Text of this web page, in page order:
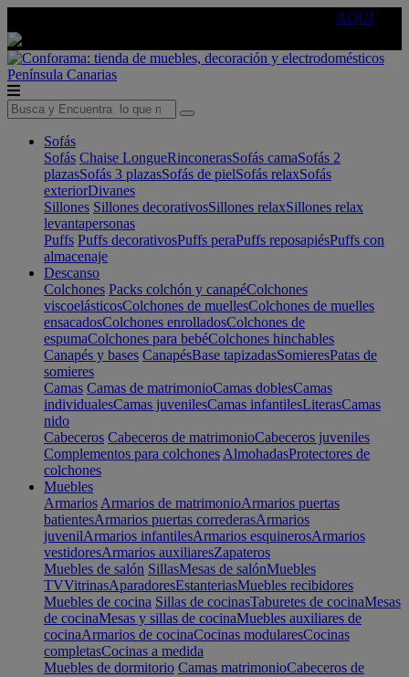
AQUÍ
Península Canarias
Sofás
Sofás Chaise LongueRinconerasSofás camaSofás 2
plazasSofás 3 plazasSofás de pielSofás relaxSofás
exteriorDivanes
Sillones Sillones decorativosSillones relaxSillones relax
levantapersonas
Puffs Puffs decorativosPuffs peraPuffs reposapiésPuffs con
almacenaje
Descanso
Colchones Packs colchón y canapéColchones
viscoelásticosColchones de muellesColchones de muelles
ensacadosColchones enrolladosColchones de
espumaColchones para bebéColchones hinchables
Canapés y bases CanapésBase tapizadasSomieresPatas de
somieres
Camas Camas de matrimonioCamas doblesCamas
individualesCamas juvenilesCamas infantilesLiterasCamas
nido
Cabeceros Cabeceros de matrimonioCabeceros juveniles
Complementos para colchones AlmohadasProtectores de
colchones
Muebles
Armarios Armarios de matrimonioArmarios puertas
batientesArmarios puertas correderasArmarios
juvenilArmarios infantilesArmarios esquinerosArmarios
vestidoresArmarios auxiliaresZapateros
Muebles de salón SillasMesas de salónMuebles
TVVitrinasAparadoresEstanteriasMuebles recibidores
Muebles de cocina Sillas de cocinasTaburetes de cocinaMesas
de cocinaMesas y sillas de cocinaMuebles auxiliares de
cocinaArmarios de cocinaCocinas modularesCocinas
completasCocinas a medida
Muebles de dormitorio Camas matrimonioCabeceros de